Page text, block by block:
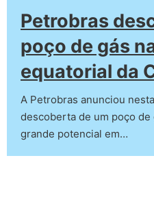
Petrobras
poço de gás
equatorial da
A Petrobras anunciou
descoberta de um poço de
grande potencial em…